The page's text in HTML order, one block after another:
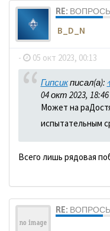
RE:
B_D_N
- 05 окт 2023, 00:13
Гипсикписал(а):
04 окт 2023, 18:46
Может на
испытательным
Всего лишь рядовая
RE: